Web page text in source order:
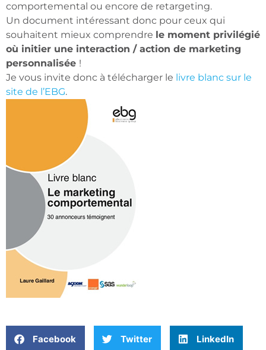
comportemental ou encore de retargeting.
Un document intéressant donc pour ceux qui
souhaitent mieux comprendre le moment privilégié
où initier une interaction / action de marketing
personnalisée !
Je vous invite donc à télécharger le livre blanc sur le
site de l’EBG.
Facebook Twitter LinkedIn